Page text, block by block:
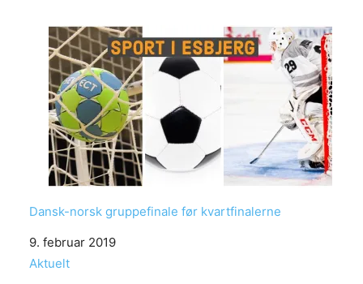
Dansk-norsk gruppefinale før kvartfinalerne
Date
9. februar 2019
In relation to
Aktuelt